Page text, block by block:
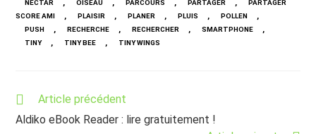
NECTAR , OISEAU , PARCOURS , PARTAGER ,
PARTAGER
SCORE AMI
, PLAISIR , PLANER , PLUIS , POLLEN ,
PUSH , RECHERCHE , RECHERCHER , SMARTPHONE ,
TINY , TINY BEE , TINY WINGS
Read
articles
Article précédent
Aldiko eBook Reader : lire gratuitement !